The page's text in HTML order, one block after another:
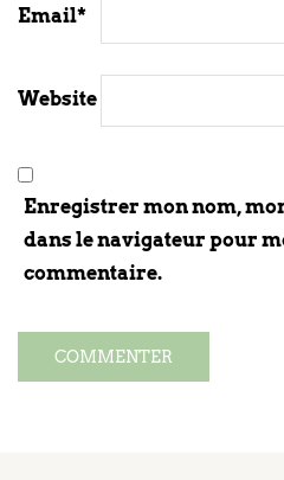
Email*
Website
Enregistrer mon nom,
dans le navigateur pour
commentaire.